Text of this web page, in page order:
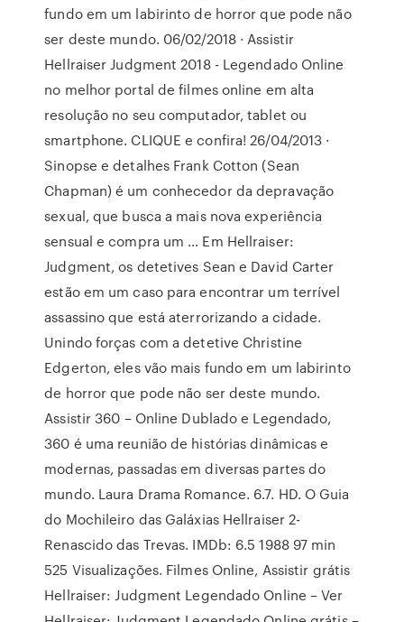
fundo em um labirinto de horror que pode não
ser deste mundo. 06/02/2018 · Assistir
Hellraiser Judgment 2018 - Legendado Online
no melhor portal de filmes online em alta
resolução no seu computador, tablet ou
smartphone. CLIQUE e confira! 26/04/2013 ·
Sinopse e detalhes Frank Cotton (Sean
Chapman) é um conhecedor da depravação
sexual, que busca a mais nova experiência
sensual e compra um … Em Hellraiser:
Judgment, os detetives Sean e David Carter
estão em um caso para encontrar um terrível
assassino que está aterrorizando a cidade.
Unindo forças com a detetive Christine
Edgerton, eles vão mais fundo em um labirinto
de horror que pode não ser deste mundo.
Assistir 360 – Online Dublado e Legendado,
360 é uma reunião de histórias dinâmicas e
modernas, passadas em diversas partes do
mundo. Laura Drama Romance. 6.7. HD. O Guia
do Mochileiro das Galáxias Hellraiser 2-
Renascido das Trevas. IMDb: 6.5 1988 97 min
525 Visualizações. Filmes Online, Assistir grátis
Hellraiser: Judgment Legendado Online – Ver